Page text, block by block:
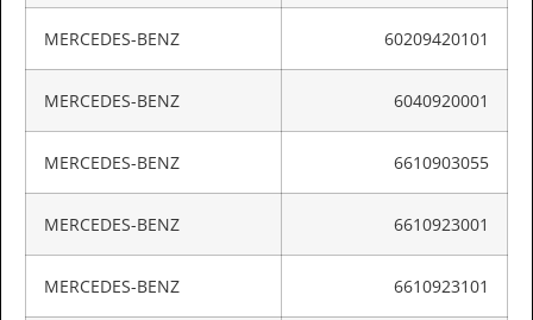
MERCEDES-BENZ 60209420101
MERCEDES-BENZ 6040920001
MERCEDES-BENZ 6610903055
MERCEDES-BENZ 6610923001
MERCEDES-BENZ 6610923101